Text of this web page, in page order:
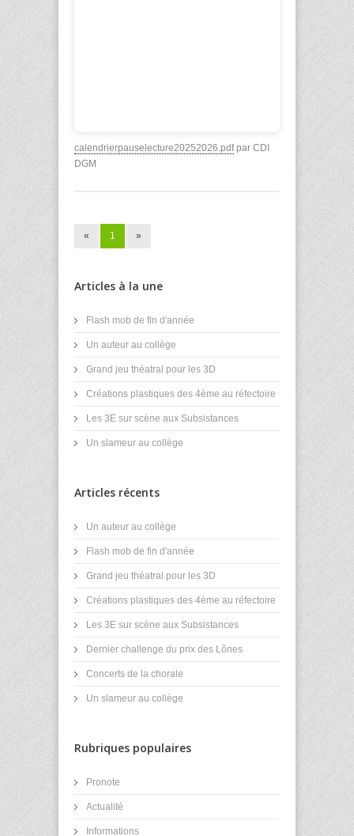
calendrierpauselecture20252026.pdfpar CDI
DGM
« 1 »
Articles à la une
Flash mob de fin d'année
Un auteur au collège
Grand jeu théatral pour les 3D
Créations plastiques des 4ème au réfectoire
Les 3E sur scène aux Subsistances
Un slameur au collège
Articles récents
Un auteur au collège
Flash mob de fin d'année
Grand jeu théatral pour les 3D
Créations plastiques des 4ème au réfectoire
Les 3E sur scène aux Subsistances
Dernier challenge du prix des Lônes
Concerts de la chorale
Un slameur au collège
Rubriques populaires
Pronote
Actualité
Informations